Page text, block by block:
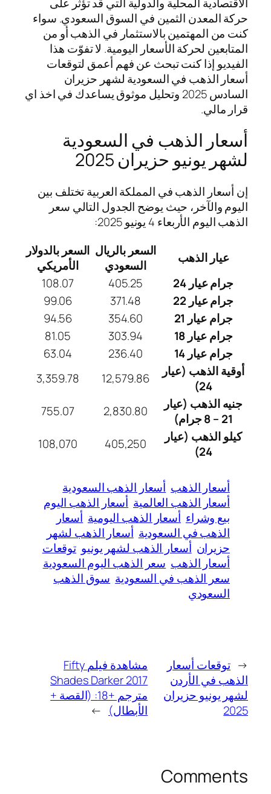
حركة المعدن الثمين في السوق السعودي. سواء
كنت من المهتمين بالاستثمار في الذهب أو من
المتابعين لحركة الأسعار اليومية. لا تفوّت هذا
الفيديو إذا كنت تبحث عن فهم أعمق لتوقعات
أسعار الذهب في السعودية لشهر حزيران
السادس 2025 وتحليل موثوق يساعدك في اخذ اي
قرار مالي.
أسعار الذهب في السعودية
لشهر يونيو حزيران 2025
إن أسعار الذهب في المملكة العربية تختلف بين
اليوم والآخر، حيث يوضح الجدول التالي سعر
الذهب اليوم الأربعاء 4 يونيو 2025:
عيار الذهب
السعر بالريال
السعودي
السعر بالدولار
الأمريكي
جرام عيار 24
405.25
108.07
جرام عيار 22
371.48
99.06
جرام عيار 21
354.60
94.56
جرام عيار 18
303.94
81.05
جرام عيار 14
236.40
63.04
أوقية الذهب (عيار
24)
12,579.86
3,359.78
جنيه الذهب (عيار
21 – 8 جرام)
2,830.80
755.07
كيلو الذهب (عيار
24)
405,250
108,070
أسعار الذهب أسعار الذهب السعودية
أسعار الذهب العالمية أسعار الذهب اليوم
بيع وشراء أسعار الذهب اليومية أسعار
الذهب في السعودية أسعار الذهب لشهر
حزيران أسعار الذهب لشهر يونيو توقعات
أسعار الذهب سعر الذهب اليوم السعودية
سعر الذهب في السعودية سوق الذهب
السعودي
← توقعات أسعار
الذهب في الأردن
لشهر يونيو حزيران
2025
مشاهدة فيلم Fifty
Shades Darker 2017
مترجم +18: (القصة +
الأبطال) →
Comments